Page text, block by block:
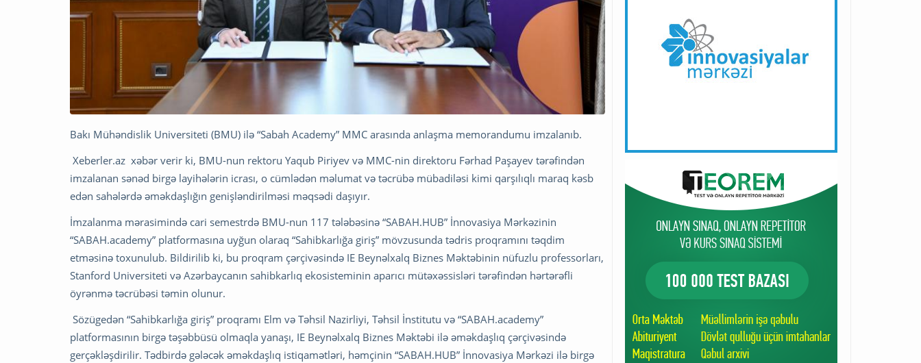
Bakı Mühəndislik Universiteti (BMU) ilə “Sabah Academy” MMC arasında anlaşma memorandumu imzalanıb.
Xeberler.az xəbər verir ki, BMU-nun rektoru Yaqub Piriyev və MMC-nin direktoru Fərhad Paşayev tərəfindən
imzalanan sənəd birgə layihələrin icrası, o cümlədən məlumat və təcrübə mübadiləsi kimi qarşılıqlı maraq kəsb
edən sahələrdə əməkdaşlığın genişləndirilməsi məqsədi daşıyır.
İmzalanma mərasimində cari semestrdə BMU-nun 117 tələbəsinə “SABAH.HUB” İnnovasiya Mərkəzinin
“SABAH.academy” platformasına uyğun olaraq “Sahibkarlığa giriş” mövzusunda tədris proqramını təqdim
etməsinə toxunulub. Bildirilib ki, bu proqram çərçivəsində IE Beynəlxalq Biznes Məktəbinin nüfuzlu professorları,
Stanford Universiteti və Azərbaycanın sahibkarlıq ekosisteminin aparıcı mütəxəssisləri tərəfindən hərtərəfli
öyrənmə təcrübəsi təmin olunur.
Sözügedən “Sahibkarlığa giriş” proqramı Elm və Təhsil Nazirliyi, Təhsil İnstitutu və “SABAH.academy”
platformasının birgə təşəbbüsü olmaqla yanaşı, IE Beynəlxalq Biznes Məktəbi ilə əməkdaşlıq çərçivəsində
gerçəkləşdirilir. Tədbirdə gələcək əməkdaşlıq istiqamətləri, həmçinin “SABAH.HUB” İnnovasiya Mərkəzi ilə birgə